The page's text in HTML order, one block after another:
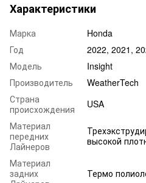
Характеристики
Марка
Honda
Год
2022, 2021,
Модель
Insight
Производитель
WeatherTech
Страна
происхождения
USA
Материал
передних
Лайнеров
высокой
Материал
задних
Термо